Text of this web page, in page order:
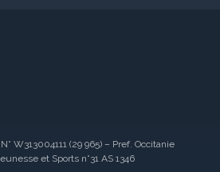
W313004111 (29 965) – Pref. Occitanie
et Sports n°31 AS 1346